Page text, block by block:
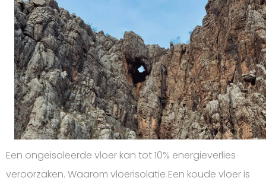
Een ongeisoleerde vloer kan tot 10% energieverlies
veroorzaken. Waarom vloerisolatie Een koude vloer is